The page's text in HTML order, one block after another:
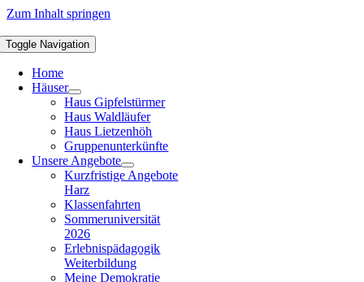
Zum Inhalt springen
Toggle Navigation
Home
Häuser
Haus Gipfelstürmer
Haus Waldläufer
Haus Lietzenhöh
Gruppenunterkünfte
Unsere Angebote
Kurzfristige Angebote
Harz
Klassenfahrten
Sommeruniversität
2026
Erlebnispädagogik
Weiterbildung
Meine Demokratie